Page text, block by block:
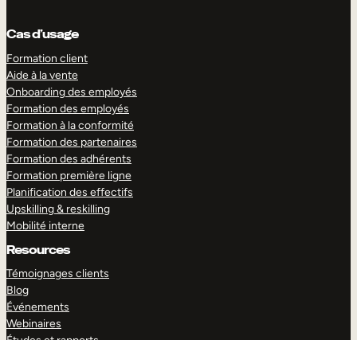
Cas d’usage
Formation client
Aide à la vente
Onboarding des employés
Formation des employés
Formation à la conformité
Formation des partenaires
Formation des adhérents
Formation première ligne
Planification des effectifs
Upskilling & reskilling
Mobilité interne
Resources
Témoignages clients
Blog
Événements
Webinaires